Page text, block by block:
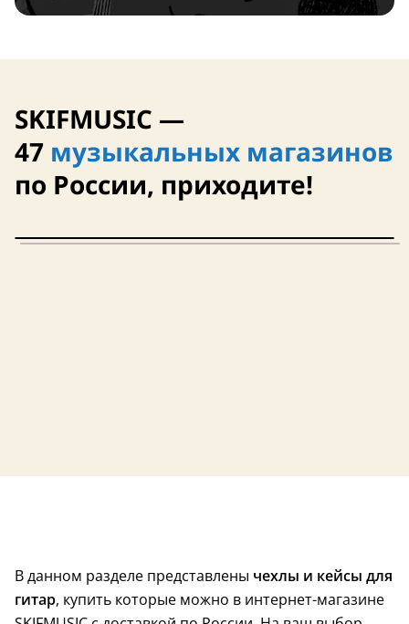
5,0 (1)
Россия Россия
Завтра Завтра
SKIFMUSIC —
47 музыкальных магазинов
по России, приходите!
В данном разделе представлены чехлы и кейсы для
гитар, купить которые можно в интернет-магазине